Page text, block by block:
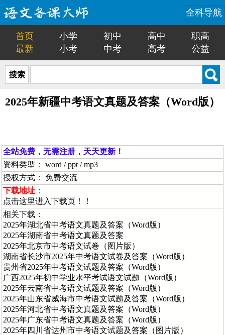
全科导航
首页 小学 初中 高中
职高
最新
小考 中考 高考 公益
搜索
2025年新疆中考语文真题及答案（Word版）
全站免费，无需注册，天天更新！
资料类型： word / ppt / mp3
授权方式： 免费交流
下载地址 ：
点击这里进入下载页！！
相关下载：
2025年湖北省中考语文真题及答案（Word版）
2025年湖南省中考语文真题及答案
2025年北京市中考语文试卷（图片版）
湖南省长沙市2025年中考语文试卷及答案（Word版）
贵州省2025年中考语文试题及答案（Word版）
广西2025年初中学业水平考试语文试题（Word版）
2025年云南省中考语文试题及答案（Word版）
2025年山东省威海市中考语文试题及答案（Word版）
2025年河北省中考语文真题及答案（Word版）
2025年广东省中考语文真题及答案（Word版）
2025年四川省达州市中考语文试题及答案（图片版）